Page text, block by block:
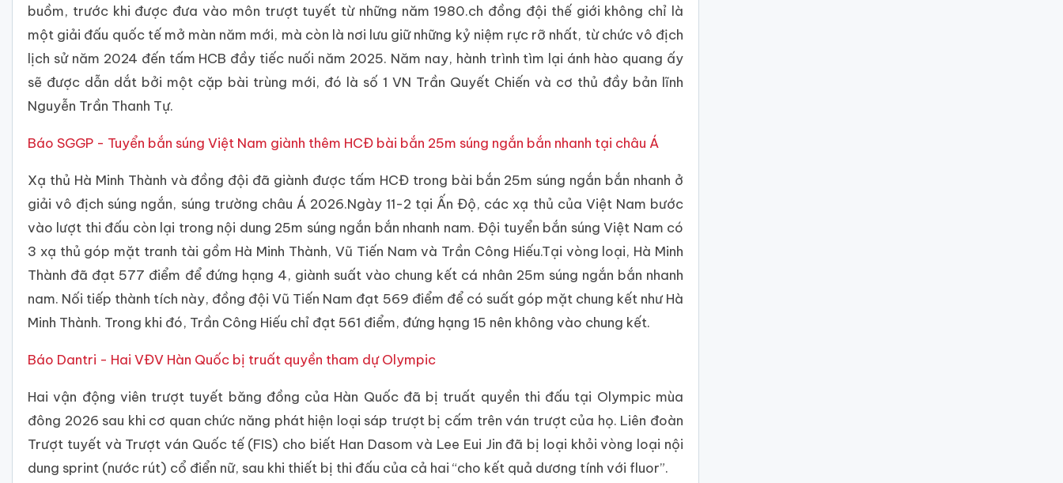
buồm, trước khi được đưa vào môn trượt tuyết từ những năm 1980.ch đồng đội thế giới không chỉ là
một giải đấu quốc tế mở màn năm mới, mà còn là nơi lưu giữ những kỷ niệm rực rỡ nhất, từ chức vô địch
lịch sử năm 2024 đến tấm HCB đầy tiếc nuối năm 2025. Năm nay, hành trình tìm lại ánh hào quang ấy
sẽ được dẫn dắt bởi một cặp bài trùng mới, đó là số 1 VN Trần Quyết Chiến và cơ thủ đầy bản lĩnh
Nguyễn Trần Thanh Tự.
Báo SGGP - Tuyển bắn súng Việt Nam giành thêm HCĐ bài bắn 25m súng ngắn bắn nhanh tại châu Á
Xạ thủ Hà Minh Thành và đồng đội đã giành được tấm HCĐ trong bài bắn 25m súng ngắn bắn nhanh ở
giải vô địch súng ngắn, súng trường châu Á 2026.Ngày 11-2 tại Ấn Độ, các xạ thủ của Việt Nam bước
vào lượt thi đấu còn lại trong nội dung 25m súng ngắn bắn nhanh nam. Đội tuyển bắn súng Việt Nam có
3 xạ thủ góp mặt tranh tài gồm Hà Minh Thành, Vũ Tiến Nam và Trần Công Hiếu.Tại vòng loại, Hà Minh
Thành đã đạt 577 điểm để đứng hạng 4, giành suất vào chung kết cá nhân 25m súng ngắn bắn nhanh
nam. Nối tiếp thành tích này, đồng đội Vũ Tiến Nam đạt 569 điểm để có suất góp mặt chung kết như Hà
Minh Thành. Trong khi đó, Trần Công Hiếu chỉ đạt 561 điểm, đứng hạng 15 nên không vào chung kết.
Báo Dantri - Hai VĐV Hàn Quốc bị truất quyền tham dự Olympic
Hai vận động viên trượt tuyết băng đồng của Hàn Quốc đã bị truất quyền thi đấu tại Olympic mùa
đông 2026 sau khi cơ quan chức năng phát hiện loại sáp trượt bị cấm trên ván trượt của họ. Liên đoàn
Trượt tuyết và Trượt ván Quốc tế (FIS) cho biết Han Dasom và Lee Eui Jin đã bị loại khỏi vòng loại nội
dung sprint (nước rút) cổ điển nữ, sau khi thiết bị thi đấu của cả hai “cho kết quả dương tính với fluor”.